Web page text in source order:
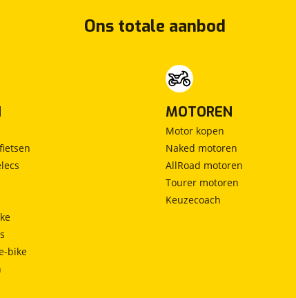
Ons totale aanbod
bike
MOTOREN
Motor kopen
Naked motoren
AllRoad motoren
Tourer motoren
Keuzecoach